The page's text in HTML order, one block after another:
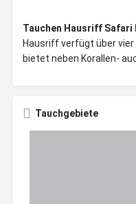
Tauchen Hausriff Safari
Hausriff verfügt über vier
bietet neben Korallen-
Tauchgebiete